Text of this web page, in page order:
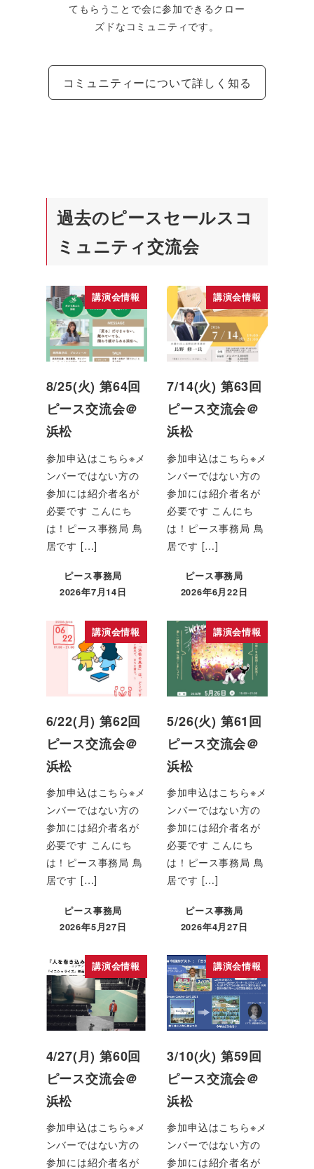
てもらうことで会に参加できるクロー
ズドなコミュニティです。
コミュニティーについて詳しく知る
過去のピースセールスコ
ミュニティ交流会
講演会情報
8/25(火) 第64回
ピース交流会＠
浜松
参加申込はこちら※メ
ンバーではない方の
参加には紹介者名が
必要です こんにち
は！ピース事務局 鳥
居です […]
ピース事務局
2026年7月14日
講演会情報
7/14(火) 第63回
ピース交流会＠
浜松
参加申込はこちら※メ
ンバーではない方の
参加には紹介者名が
必要です こんにち
は！ピース事務局 鳥
居です […]
ピース事務局
2026年6月22日
講演会情報
6/22(月) 第62回
ピース交流会＠
浜松
参加申込はこちら※メ
ンバーではない方の
参加には紹介者名が
必要です こんにち
は！ピース事務局 鳥
居です […]
ピース事務局
2026年5月27日
講演会情報
5/26(火) 第61回
ピース交流会＠
浜松
参加申込はこちら※メ
ンバーではない方の
参加には紹介者名が
必要です こんにち
は！ピース事務局 鳥
居です […]
ピース事務局
2026年4月27日
講演会情報
4/27(月) 第60回
ピース交流会＠
浜松
参加申込はこちら※メ
ンバーではない方の
参加には紹介者名が
講演会情報
3/10(火) 第59回
ピース交流会＠
浜松
参加申込はこちら※メ
ンバーではない方の
参加には紹介者名が